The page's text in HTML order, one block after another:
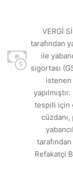
VERGİ
tarafından
ile
sigortası
tespiti için
Refakatçi